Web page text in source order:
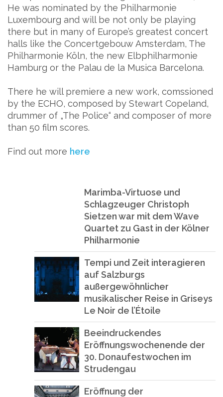
He was nominated by the Philharmonie
Luxembourg and will be not only be playing
there but in many of Europe’s greatest concert
halls like the Concertgebouw Amsterdam, The
Philharmonie Köln, the new Elbphilharmonie
Hamburg or the Palau de la Musica Barcelona.
There he will premiere a new work, comssioned
by the ECHO, composed by Stewart Copeland,
drummer of „The Police“ and composer of more
than 50 film scores.
Find out more here
Marimba-Virtuose und
Schlagzeuger Christoph
Sietzen war mit dem Wave
Quartet zu Gast in der Kölner
Philharmonie
Tempi und Zeit interagieren
auf Salzburgs
außergewöhnlicher
musikalischer Reise in Griseys
Le Noir de l’Étoile
Beeindruckendes
Eröffnungswochenende der
30. Donaufestwochen im
Strudengau
Eröffnung der